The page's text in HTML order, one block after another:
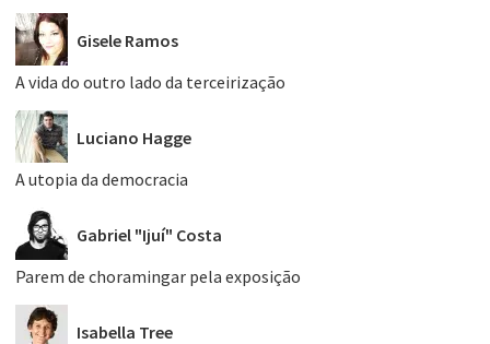
Gisele Ramos
A vida do outro lado da terceirização
Luciano Hagge
A utopia da democracia
Gabriel "Ijuí" Costa
Parem de choramingar pela exposição
Isabella Tree